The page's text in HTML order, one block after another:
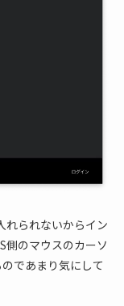
れられないからイン
側のマウスのカーソ
であまり気にして